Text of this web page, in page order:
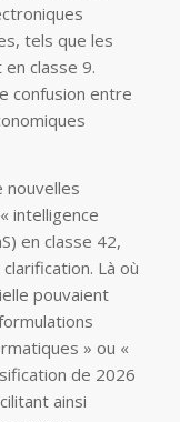
tels que les
classe 9.
confusion entre
nouvelles
intelligence
en classe 42,
Là où
pouvaient
» ou «
de 2026
ainsi